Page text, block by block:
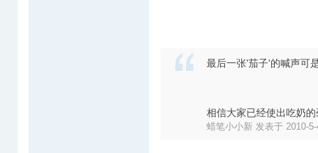
最后一张'茄子'的喊声可
相信大家已经使出吃奶
蜡笔小小新 发表于 2010-